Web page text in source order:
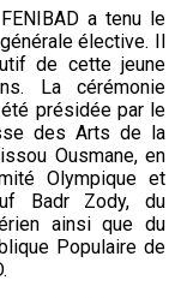
a tenu le
élective. Il
de cette jeune
La cérémonie
présidée par le
des Arts de la
Ousmane, en
Olympique et
Badr Zody, du
ainsi que du
Populaire de